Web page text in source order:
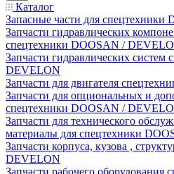
Каталог
Запасные части для
Запчасти гидравлических
спецтехники DOOSAN /
Запчасти гидравлических
DEVELON
Запчасти для двигателя
Запчасти для опциональных и
спецтехники DOOSAN /
Запчасти для технического
материалы для спецтехники
Запчасти корпуса, кузова ,
DEVELON
Запчасти рабочего оборудования